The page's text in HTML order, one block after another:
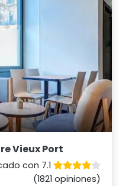
Vieux Port
con 7.1
(1821 opiniones)